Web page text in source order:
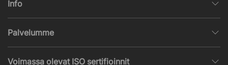
Info
Suosittuja sivuja
Palvelumme
Voimassa olevat ISO sertifioinnit